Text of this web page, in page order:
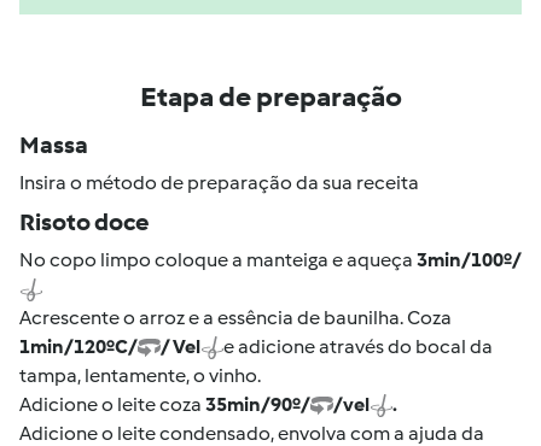
Etapa de preparação
Massa
Insira o método de preparação da sua receita
Risoto doce
No copo limpo coloque a manteiga e aqueça 3min/100º/
Acrescente o arroz e a essência de baunilha. Coza
1min/120ºC/
/ Vel
e adicione através do bocal da
tampa, lentamente, o vinho.
Adicione o leite coza 35min/90º/ /vel
.
Adicione o leite condensado, envolva com a ajuda da